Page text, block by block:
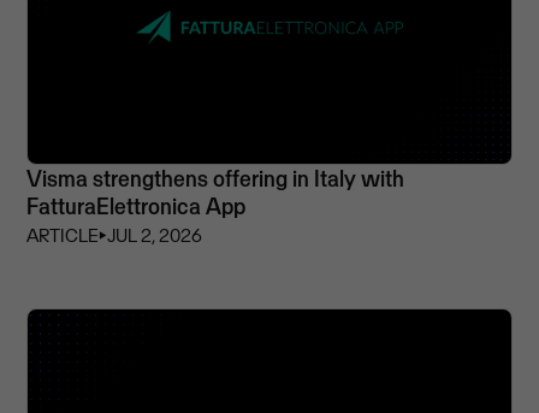
Visma strengthens offering in Italy with
FatturaElettronica App
ARTICLE⏵JUL 2, 2026